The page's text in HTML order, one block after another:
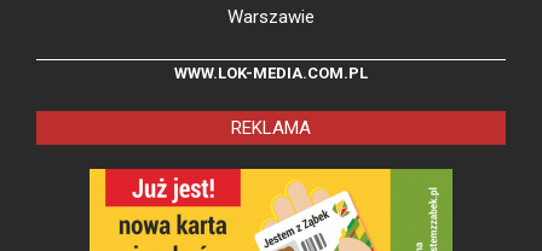
Warszawie
WWW.LOK-MEDIA.COM.PL
REKLAMA